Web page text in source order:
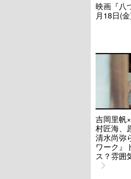
映画『八
月18日(金
吉岡里帆
村匠海、
清水尚弥
ワーク』
ス？雰囲